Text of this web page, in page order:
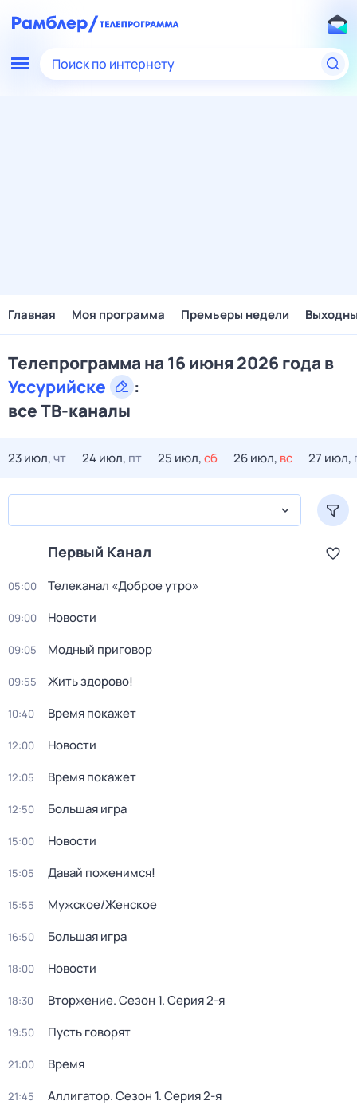
Поиск по интернету
Главная Моя программа Премьеры недели
Телепрограмма на 16 июня 2026 года в
Уссурийске
:
все ТВ-каналы
23 июл,чт 24 июл, пт 25 июл,сб 26 июл, вс 27 июл,
Первый Канал
05:00 Телеканал «Доброе утро»
09:00 Новости
09:05 Модный приговор
09:55 Жить здорово!
10:40 Время покажет
12:00 Новости
12:05 Время покажет
12:50 Большая игра
15:00 Новости
15:05 Давай поженимся!
15:55 Мужское/Женское
16:50 Большая игра
18:00 Новости
18:30 Вторжение. Сезон 1. Серия 2-я
19:50 Пусть говорят
21:00 Время
21:45 Аллигатор. Сезон 1. Серия 2-я